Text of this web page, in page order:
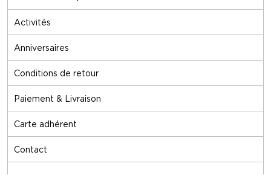
Activités
Anniversaires
Conditions de retour
Paiement & Livraison
Carte adhérent
Contact